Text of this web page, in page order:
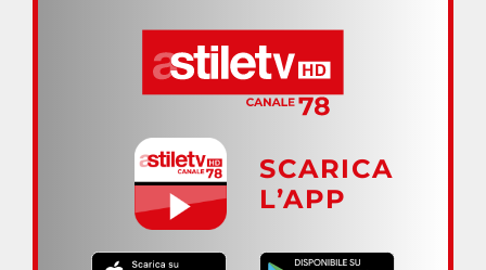
SCARICA
L’APP